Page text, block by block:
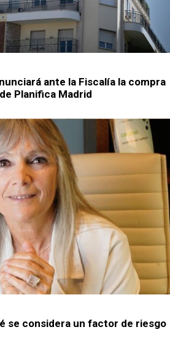
ante la Fiscalía la compra
Planifica Madrid
se considera un factor de riesgo